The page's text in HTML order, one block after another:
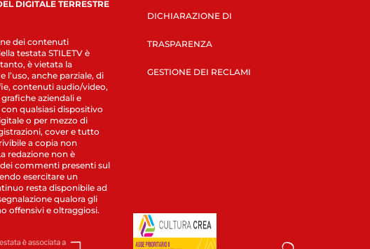
DIGITALE TERRESTRE
dei contenuti
testata STILETV è
è vietata la
l’uso, anche parziale, di
contenuti audio/video,
aziendali e
qualsiasi dispositivo
o per mezzo di
cover e tutto
a copia non
redazione non è
commenti presenti sul
esercitare un
resta disponibile ad
qualora gli
offensivi e oltraggiosi.
DICHIARAZIONE DI
TRASPARENZA
GESTIONE DEI RECLAMI